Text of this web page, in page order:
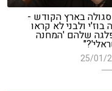
בארץ הקודש -
בוז'י ולבני לא קראו
שלהם 'המחנה
25/01/